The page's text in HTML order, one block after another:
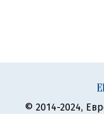
© 2014-2024,